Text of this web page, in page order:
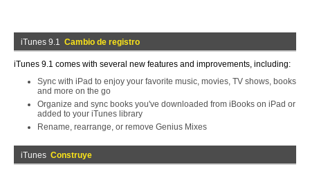
iTunes 9.1 Cambio de registro
iTunes 9.1 comes with several new features and improvements, including:
Sync with iPad to enjoy your favorite music, movies, TV shows, books
and more on the go
Organize and sync books you've downloaded from iBooks on iPad or
added to your iTunes library
Rename, rearrange, or remove Genius Mixes
iTunes Construye